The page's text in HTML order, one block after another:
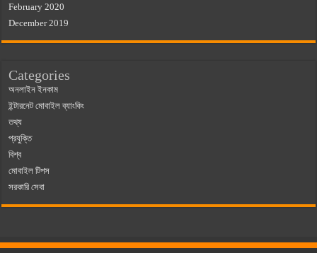
February 2020
December 2019
Categories
অনলাইন ইনকাম
ইন্টারনেট মোবাইল ব্যাংকিং
তথ্য
প্রযুক্তি
বিশ্ব
মোবাইল টিপস
সরকারি সেবা